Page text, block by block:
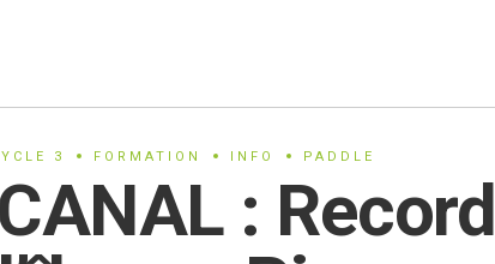
3 FORMATION INFO PADDLE
: Record